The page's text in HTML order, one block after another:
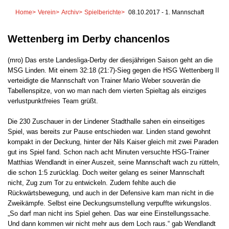
Home> Verein> Archiv> Spielberichte> 08.10.2017 - 1. Mannschaft
Wettenberg im Derby chancenlos
(mro) Das erste Landesliga-Derby der diesjährigen Saison geht an die
MSG Linden. Mit einem 32:18 (21:7)-Sieg gegen die HSG Wettenberg II
verteidigte die Mannschaft von Trainer Mario Weber souverän die
Tabellenspitze, von wo man nach dem vierten Spieltag als einziges
verlustpunktfreies Team grüßt.
Die 230 Zuschauer in der Lindener Stadthalle sahen ein einseitiges
Spiel, was bereits zur Pause entschieden war. Linden stand gewohnt
kompakt in der Deckung, hinter der Nils Kaiser gleich mit zwei Paraden
gut ins Spiel fand. Schon nach acht Minuten versuchte HSG-Trainer
Matthias Wendlandt in einer Auszeit, seine Mannschaft wach zu rütteln,
die schon 1:5 zurücklag. Doch weiter gelang es seiner Mannschaft
nicht, Zug zum Tor zu entwickeln. Zudem fehlte auch die
Rückwärtsbewegung, und auch in der Defensive kam man nicht in die
Zweikämpfe. Selbst eine Deckungsumstellung verpuffte wirkungslos.
„So darf man nicht ins Spiel gehen. Das war eine Einstellungssache.
Und dann kommen wir nicht mehr aus dem Loch raus.“ gab Wendlandt